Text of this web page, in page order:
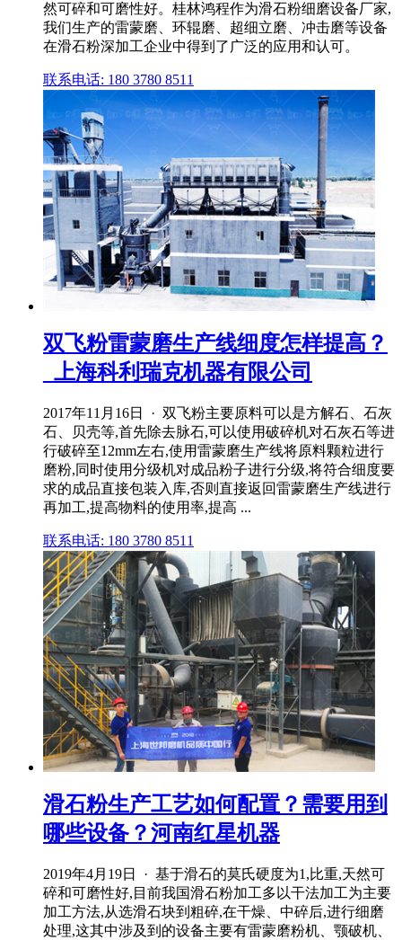
然可碎和可磨性好。桂林鸿程作为滑石粉细磨设备厂家,
我们生产的雷蒙磨、环辊磨、超细立磨、冲击磨等设备
在滑石粉深加工企业中得到了广泛的应用和认可。
联系电话: 180 3780 8511
双飞粉雷蒙磨生产线细度怎样提高？
_上海科利瑞克机器有限公司
2017年11月16日 · 双飞粉主要原料可以是方解石、石灰
石、贝壳等,首先除去脉石,可以使用破碎机对石灰石等进
行破碎至12mm左右,使用雷蒙磨生产线将原料颗粒进行
磨粉,同时使用分级机对成品粉子进行分级,将符合细度要
求的成品直接包装入库,否则直接返回雷蒙磨生产线进行
再加工,提高物料的使用率,提高 ...
联系电话: 180 3780 8511
滑石粉生产工艺如何配置？需要用到
哪些设备？河南红星机器
2019年4月19日 · 基于滑石的莫氏硬度为1,比重,天然可
碎和可磨性好,目前我国滑石粉加工多以干法加工为主要
加工方法,从选滑石块到粗碎,在干燥、中碎后,进行细磨
处理,这其中涉及到的设备主要有雷蒙磨粉机、颚破机、